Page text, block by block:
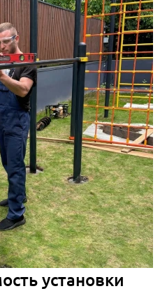
установки